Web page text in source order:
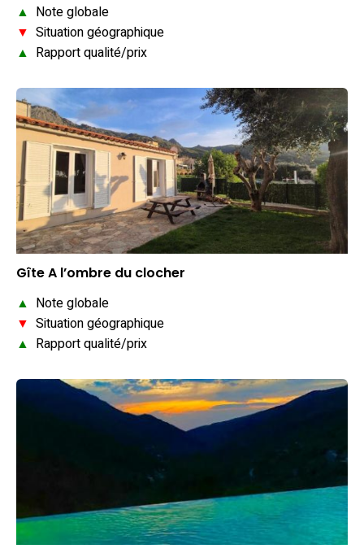
▲ Note globale
▼ Situation géographique
▲ Rapport qualité/prix
Gîte A l’ombre du clocher
▲ Note globale
▼ Situation géographique
▲ Rapport qualité/prix